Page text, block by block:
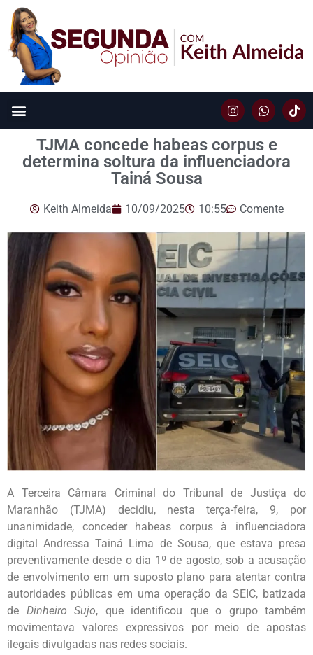
TJMA concede habeas corpus e
determina soltura da influenciadora
Tainá Sousa
Keith Almeida 10/09/2025 10:55 Comente
A Terceira Câmara Criminal do Tribunal de Justiça do
Maranhão (TJMA) decidiu, nesta terça-feira, 9, por
unanimidade, conceder habeas corpus à influenciadora
digital Andressa Tainá Lima de Sousa, que estava presa
preventivamente desde o dia 1º de agosto, sob a acusação
de envolvimento em um suposto plano para atentar contra
autoridades públicas em uma operação da SEIC, batizada
de Dinheiro Sujo, que identificou que o grupo também
movimentava valores expressivos por meio de apostas
ilegais divulgadas nas redes sociais.